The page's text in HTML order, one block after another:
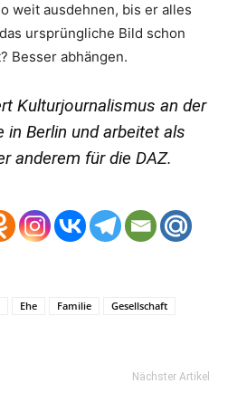
weit ausdehnen, bis er alles
ursprüngliche Bild schon
Besser abhängen.
Kulturjournalismus an der
in Berlin und arbeitet als
anderem für die DAZ.
Ehe Familie
Gesellschaft
Nächster Artikel